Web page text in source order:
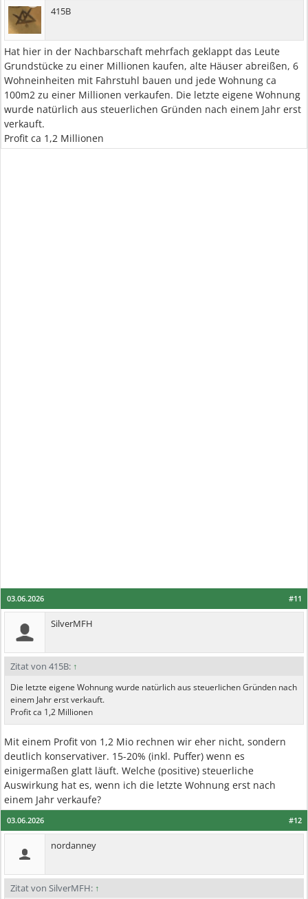
415B
Hat hier in der Nachbarschaft mehrfach geklappt das Leute
Grundstücke zu einer Millionen kaufen, alte Häuser abreißen, 6
Wohneinheiten mit Fahrstuhl bauen und jede Wohnung ca
100m2 zu einer Millionen verkaufen. Die letzte eigene Wohnung
wurde natürlich aus steuerlichen Gründen nach einem Jahr erst
verkauft.
Profit ca 1,2 Millionen
#11
03.06.2026
SilverMFH
Zitat von 415B: ↑
Die letzte eigene Wohnung wurde natürlich aus steuerlichen Gründen nach
einem Jahr erst verkauft.
Profit ca 1,2 Millionen
Mit einem Profit von 1,2 Mio rechnen wir eher nicht, sondern
deutlich konservativer. 15-20% (inkl. Puffer) wenn es
einigermaßen glatt läuft. Welche (positive) steuerliche
Auswirkung hat es, wenn ich die letzte Wohnung erst nach
einem Jahr verkaufe?
#12
03.06.2026
nordanney
Zitat von SilverMFH: ↑